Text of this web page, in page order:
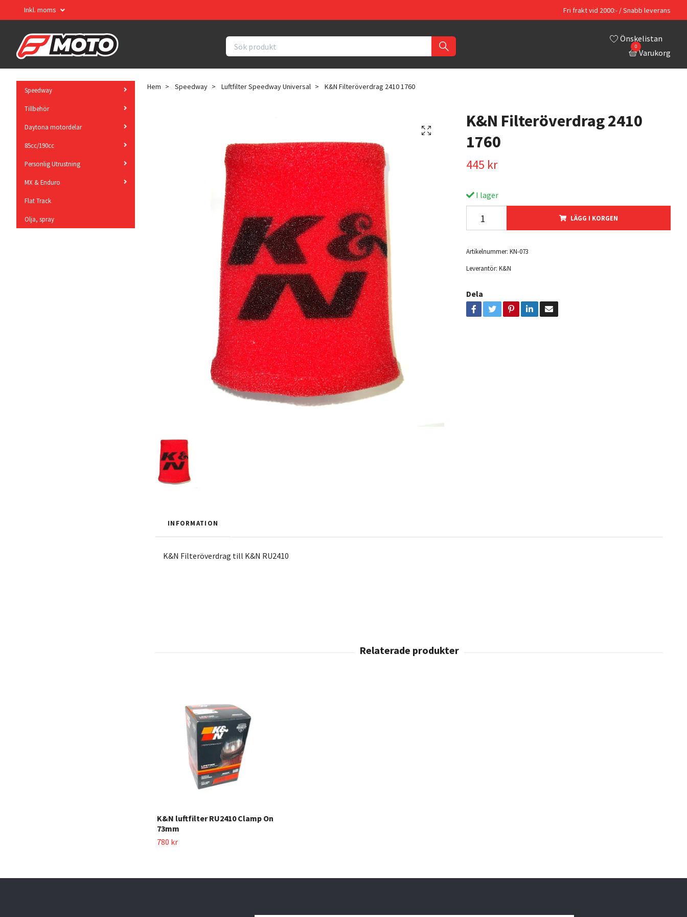
Inkl. moms Fri frakt vid 2000:- / Snabb leverans
Önskelistan
0
Varukorg
Speedway
Tillbehör
Daytona motordelar
85cc/190cc
Personlig Utrustning
MX & Enduro
Flat Track
Olja, spray
Hem Speedway Luftfilter Speedway Universal K&N Filteröverdrag 2410 1760
K&N Filteröverdrag 2410
1760
445 kr
I lager
LÄGG I KORGEN
Artikelnummer: KN-073
Leverantör: K&N
Dela
INFORMATION
K&N Filteröverdrag till K&N RU2410
K&N luftfilter RU2410 Clamp On
73mm
780 kr